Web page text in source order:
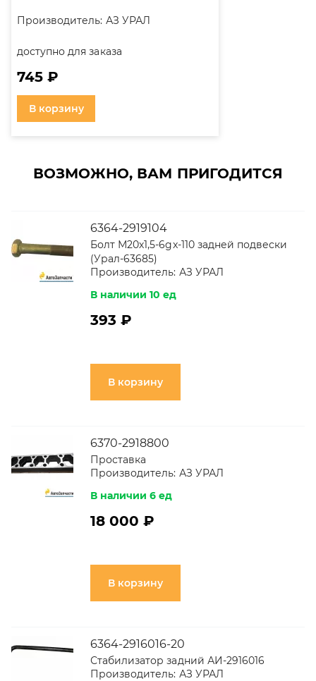
Производитель: АЗ УРАЛ
доступно для заказа
745 ₽
В корзину
ВОЗМОЖНО, ВАМ ПРИГОДИТСЯ
6364-2919104
Болт М20х1,5-6gx-110 задней подвески
(Урал-63685)
Производитель: АЗ УРАЛ
В наличии 10 ед
393 ₽
В корзину
6370-2918800
Проставка
Производитель: АЗ УРАЛ
В наличии 6 ед
18 000 ₽
В корзину
6364-2916016-20
Стабилизатор задний АИ-2916016
Производитель: АЗ УРАЛ